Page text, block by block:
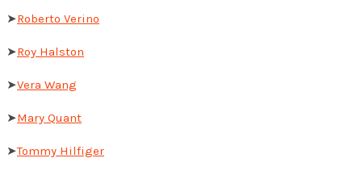
➤Roberto Verino
➤Roy Halston
➤Vera Wang
➤Mary Quant
➤Tommy Hilfiger